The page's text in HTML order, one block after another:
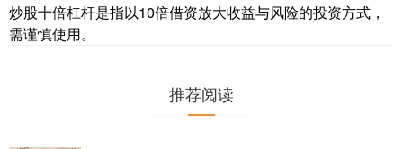
炒股十倍杠杆是指以10倍借资放大收益与风险的投资方式，
需谨慎使用。
推荐阅读